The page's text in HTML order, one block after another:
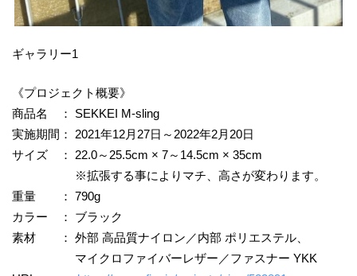
ギャラリー1
《プロジェクト概要》
商品名 ： SEKKEI M-sling
実施期間： 2021年12月27日～2022年2月20日
サイズ ： 22.0～25.5cm × 7～14.5cm × 35cm
※拡張する事によりマチ、高さが変わります。
重量 ： 790g
カラー ： ブラック
素材 ： 外部 高品質ナイロン／内部 ポリエステル、
マイクロファイバーレザー／ファスナー YKK